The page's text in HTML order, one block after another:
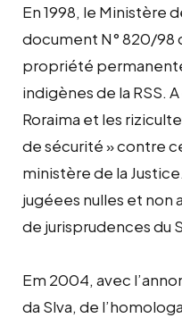
En 1998, le Ministère
document N° 820/98
propriété
indigènes de la RSS.
Roraima et les
de sécurité » contre
ministère de la
jugéees nulles et non
de jurisprudences du
Em 2004, avec
da Slva, de